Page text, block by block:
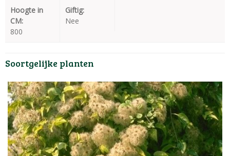
Hoogte in
CM:
800
Giftig:
Nee
Soortgelijke planten